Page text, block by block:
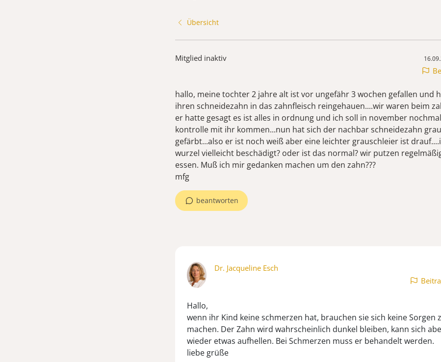
Übersicht
Mitglied inaktiv
hallo, meine tochter 2 jahre alt ist vor ungefähr 3 wochen gefallen und
ihren schneidezahn in das zahnfleisch reingehauen....wir waren beim
er hatte gesagt es ist alles in ordnung und ich soll in november
kontrolle mit ihr kommen...nun hat sich der nachbar schneidezahn grau
gefärbt...also er ist noch weiß aber eine leichter grauschleier ist
wurzel vielleicht beschädigt? oder ist das normal? wir putzen
essen. Muß ich mir gedanken machen um den zahn???
mfg
beantworten
Dr. Jacqueline Esch
Hallo,
wenn ihr Kind keine schmerzen hat, brauchen sie sich keine Sorgen
machen. Der Zahn wird wahrscheinlich dunkel bleiben, kann sich
wieder etwas aufhellen. Bei Schmerzen muss er behandelt werden.
liebe grüße